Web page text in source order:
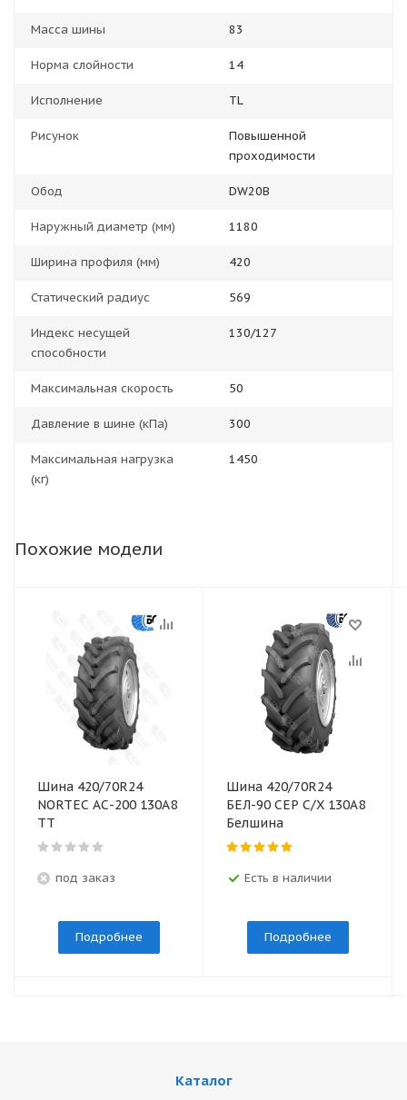
Масса шины 83
Норма слойности 14
Исполнение TL
Рисунок
Повышенной
проходимости
Обод DW20B
Наружный диаметр (мм) 1180
Ширина профиля (мм) 420
Статический радиус 569
Индекс несущей
способности
130/127
Максимальная скорость 50
Давление в шине (кПа) 300
Максимальная нагрузка
(кг)
1450
Похожие модели
Шина 420/70R24
NORTEC АС-200 130А8
ТТ
под заказ
Подробнее
Шина 420/70R24
БЕЛ-90 СЕР С/Х 130A8
Белшина
Есть в наличии
Подробнее
Каталог